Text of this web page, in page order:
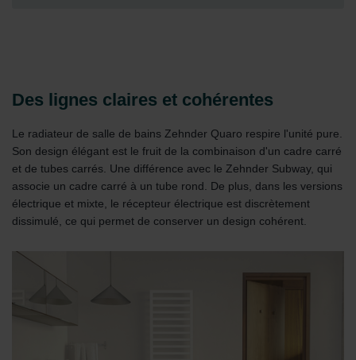
Des lignes claires et cohérentes
Le radiateur de salle de bains Zehnder Quaro respire l'unité pure.
Son design élégant est le fruit de la combinaison d'un cadre carré
et de tubes carrés. Une différence avec le Zehnder Subway, qui
associe un cadre carré à un tube rond. De plus, dans les versions
électrique et mixte, le récepteur électrique est discrètement
dissimulé, ce qui permet de conserver un design cohérent.